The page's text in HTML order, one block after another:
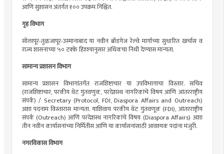
आणि सुशासन अंतर्गत १०० उपक्रम निश्चित.
गृह विभाग
सोलापूर-तुळजापूर-उस्मानाबाद या नवीन ब्रॉडगेज रेल्वे मार्गाच्या सुधारित खर्चास व
राज्य शासनाच्या ५० टक्के हिश्श्यानुसार अधिकचा निधी देण्यास मान्यता.
सामान्य प्रशासन विभाग
सामान्य प्रशासन विभागांतर्गत राजशिष्टाचार या उपविभागाचा विस्तार. सचिव
(राजशिष्टाचार, परकीय थेट गुंतवणुक, परदेशस्थ नागरिकांचे विषय आणि आंतरराष्ट्रीय
संपर्क) / Secretary (Protocol, FDI, Diaspora Affairs and Outreach)
अशा पदनाम विस्तारास मान्यता. याशिवाय परकीय थेट गुंतवणूक (FDI), आंतरराष्ट्रीय
संपर्क (Outreach) आणि परदेशस्थ नागरिकांचे विषय (Diaspora Affairs) अशा
तीन नवीन कार्यासनांच्या निर्मितीस आणि या कार्यासनांसाठी आवश्यक पदांना मंजुरी.
नगरविकास विभाग